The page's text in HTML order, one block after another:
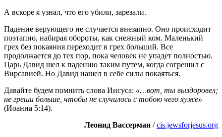
А вскоре я узнал, что его убили, зарезали.
Падение верующего не случается внезапно. Оно происходит
поэтапно, набирая обороты, как снежный ком. Маленький
грех без покаяния переходит в грех больший. Все
продолжается до тех пор, пока человек не упадет полностью.
Царь Давид шел к падению таким путем, когда согрешил с
Вирсавией. Но Давид нашел в себе силы покаяться.
Давайте будем помнить слова Иисуса: «…вот, ты выздоровел;
не греши больше, чтобы не случилось с тобою чего хуже»
(Иоанна 5:14).
Леонид Вассерман /cis.jewsforjesus.org